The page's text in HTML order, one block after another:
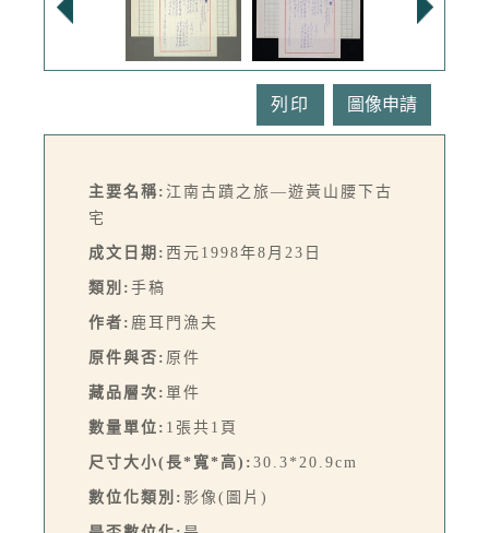
列印
主要名稱: 江南古蹟之旅—遊黃山腰下古
宅
成文日期: 西元1998年8月23日
類別: 手稿
作者: 鹿耳門漁夫
原件與否: 原件
藏品層次: 單件
數量單位: 1張共1頁
尺寸大小(長*寬*高): 30.3*20.9cm
數位化類別: 影像(圖片)